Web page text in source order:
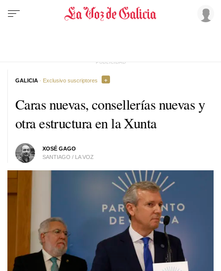
Caras nuevas, consellerías nuevas y
otra estructura en la Xunta
XOSÉ GAGO
SANTIAGO / LA VOZ
GALICIA · Exclusivo suscriptores